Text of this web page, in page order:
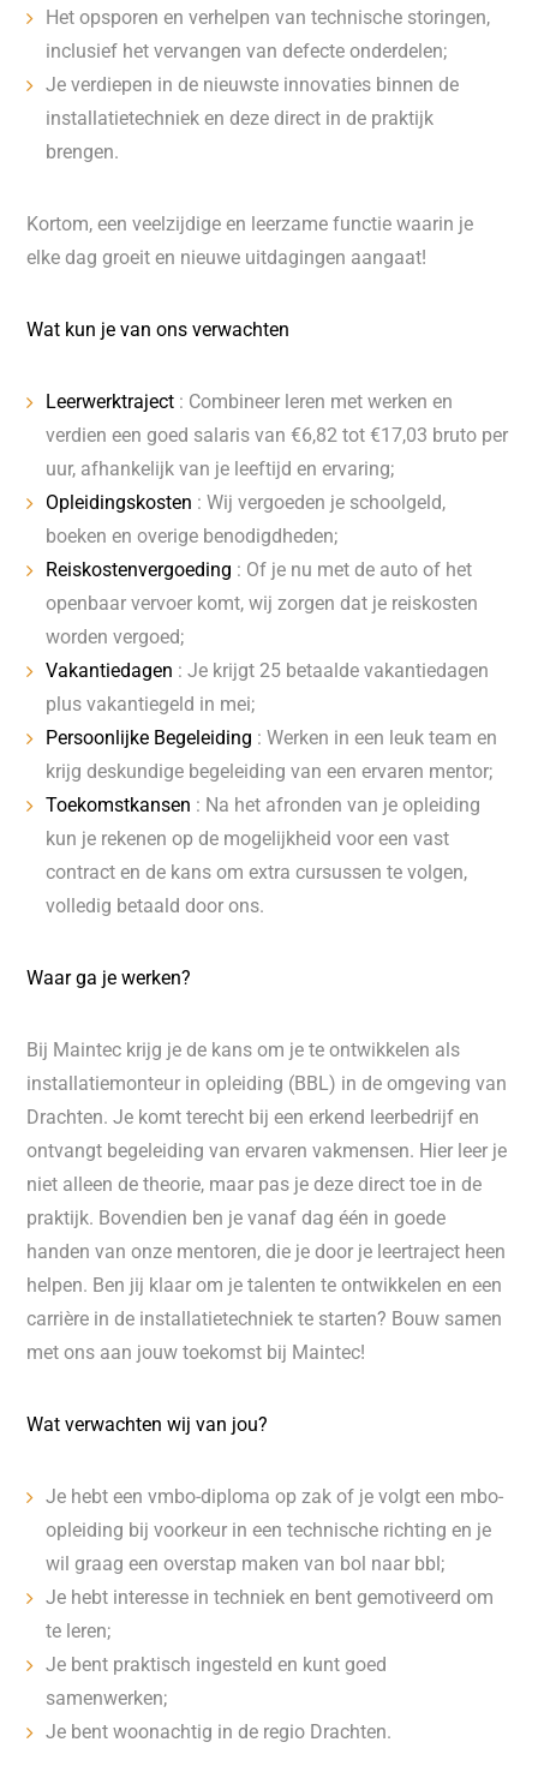
Het opsporen en verhelpen van technische storingen,
inclusief het vervangen van defecte onderdelen;
Je verdiepen in de nieuwste innovaties binnen de
installatietechniek en deze direct in de praktijk
brengen.
Kortom, een veelzijdige en leerzame functie waarin je
elke dag groeit en nieuwe uitdagingen aangaat!
Wat kun je van ons verwachten
Leerwerktraject : Combineer leren met werken en
verdien een goed salaris van €6,82 tot €17,03 bruto per
uur, afhankelijk van je leeftijd en ervaring;
Opleidingskosten : Wij vergoeden je schoolgeld,
boeken en overige benodigdheden;
Reiskostenvergoeding : Of je nu met de auto of het
openbaar vervoer komt, wij zorgen dat je reiskosten
worden vergoed;
Vakantiedagen : Je krijgt 25 betaalde vakantiedagen
plus vakantiegeld in mei;
Persoonlijke Begeleiding : Werken in een leuk team en
krijg deskundige begeleiding van een ervaren mentor;
Toekomstkansen : Na het afronden van je opleiding
kun je rekenen op de mogelijkheid voor een vast
contract en de kans om extra cursussen te volgen,
volledig betaald door ons.
Waar ga je werken?
Bij Maintec krijg je de kans om je te ontwikkelen als
installatiemonteur in opleiding (BBL) in de omgeving van
Drachten. Je komt terecht bij een erkend leerbedrijf en
ontvangt begeleiding van ervaren vakmensen. Hier leer je
niet alleen de theorie, maar pas je deze direct toe in de
praktijk. Bovendien ben je vanaf dag één in goede
handen van onze mentoren, die je door je leertraject heen
helpen. Ben jij klaar om je talenten te ontwikkelen en een
carrière in de installatietechniek te starten? Bouw samen
met ons aan jouw toekomst bij Maintec!
Wat verwachten wij van jou?
Je hebt een vmbo-diploma op zak of je volgt een mbo-
opleiding bij voorkeur in een technische richting en je
wil graag een overstap maken van bol naar bbl;
Je hebt interesse in techniek en bent gemotiveerd om
te leren;
Je bent praktisch ingesteld en kunt goed
samenwerken;
Je bent woonachtig in de regio Drachten.